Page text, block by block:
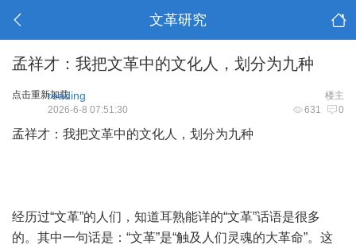
文革研究
孟祥才：我把文革中的文化人，划分为九种
点击重新加载 楼主
reading
631 0
2026-6-8 07:51:30
孟祥才：我把文革中的文化人，划分为九种
经历过“文革”的人们，知道耳熟能详的“文革”话语是很多
的。其中一句话是：“文革”是“触及人们灵魂的大革命”。这